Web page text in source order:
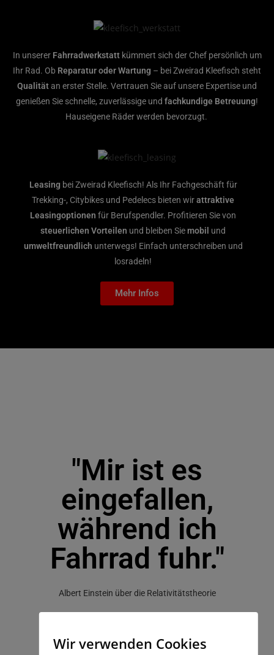
In unserer Fahrradwerkstattkümmert sich der Chef persönlich um
Ihr Rad. Ob Reparatur oder Wartung – bei Zweirad Kleefisch steht
Qualitätan erster Stelle. Vertrauen Sie auf unsere Expertise und
genießen Sie schnelle, zuverlässige und fachkundige Betreuung!
Hauseigene Räder werden bevorzugt.
Leasing bei Zweirad Kleefisch! Als Ihr Fachgeschäft für
Trekking-, Citybikes und Pedelecs bieten wirattraktive
Leasingoptionen für Berufspendler. Profitieren Sie von
steuerlichen Vorteilen und bleiben Siemobil und
umweltfreundlich unterwegs! Einfach unterschreiben und
losradeln!
Mehr Infos
"Mir ist es
eingefallen,
während ich
Fahrrad fuhr."
Albert Einstein über die Relativitätstheorie
Wir verwenden Cookies